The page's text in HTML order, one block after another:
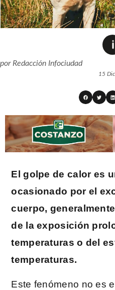
porRedacción Infociudad
15
El golpe de calor es
ocasionado por el
cuerpo,
de la exposición
temperaturas o del
temperaturas.
Este fenómeno no es